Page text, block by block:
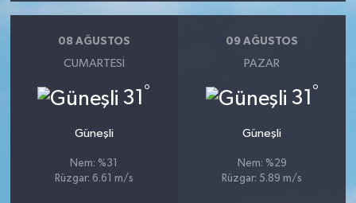
08 AĞUSTOS
CUMARTESI
31 °
Güneşli
Nem: %31
Rüzgar: 6.61 m/s
09 AĞUSTOS
PAZAR
31 °
Güneşli
Nem: %29
Rüzgar: 5.89 m/s